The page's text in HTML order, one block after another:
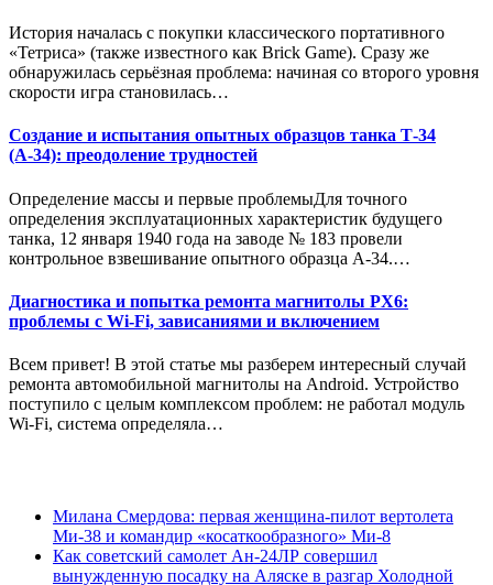
История началась с покупки классического портативного
«Тетриса» (также известного как Brick Game). Сразу же
обнаружилась серьёзная проблема: начиная со второго уровня
скорости игра становилась…
Создание и испытания опытных образцов танка Т-34
(А-34): преодоление трудностей
Определение массы и первые проблемыДля точного
определения эксплуатационных характеристик будущего
танка, 12 января 1940 года на заводе № 183 провели
контрольное взвешивание опытного образца А-34.…
Диагностика и попытка ремонта магнитолы PX6:
проблемы с Wi-Fi, зависаниями и включением
Всем привет! В этой статье мы разберем интересный случай
ремонта автомобильной магнитолы на Android. Устройство
поступило с целым комплексом проблем: не работал модуль
Wi-Fi, система определяла…
Милана Смердова: первая женщина-пилот вертолета
Ми-38 и командир «косаткообразного» Ми-8
Как советский самолет Ан-24ЛР совершил
вынужденную посадку на Аляске в разгар Холодной